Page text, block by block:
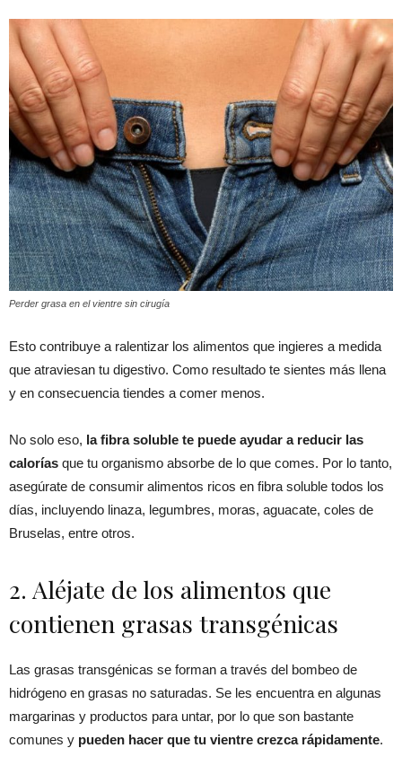
Perder grasa en el vientre sin cirugía
Esto contribuye a ralentizar los alimentos que ingieres a medida
que atraviesan tu digestivo. Como resultado te sientes más llena
y en consecuencia tiendes a comer menos.
No solo eso, la fibra soluble te puede ayudar a reducir las
calorías que tu organismo absorbe de lo que comes. Por lo tanto,
asegúrate de consumir alimentos ricos en fibra soluble todos los
días, incluyendo linaza, legumbres, moras, aguacate, coles de
Bruselas, entre otros.
2. Aléjate de los alimentos que
contienen grasas transgénicas
Las grasas transgénicas se forman a través del bombeo de
hidrógeno en grasas no saturadas. Se les encuentra en algunas
margarinas y productos para untar, por lo que son bastante
comunes y pueden hacer que tu vientre crezca rápidamente.